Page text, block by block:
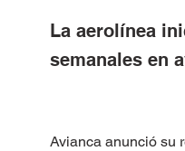
La aerolínea
semanales en
Avianca anunció su